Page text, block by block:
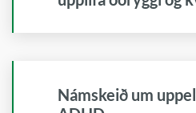
Námskeið um